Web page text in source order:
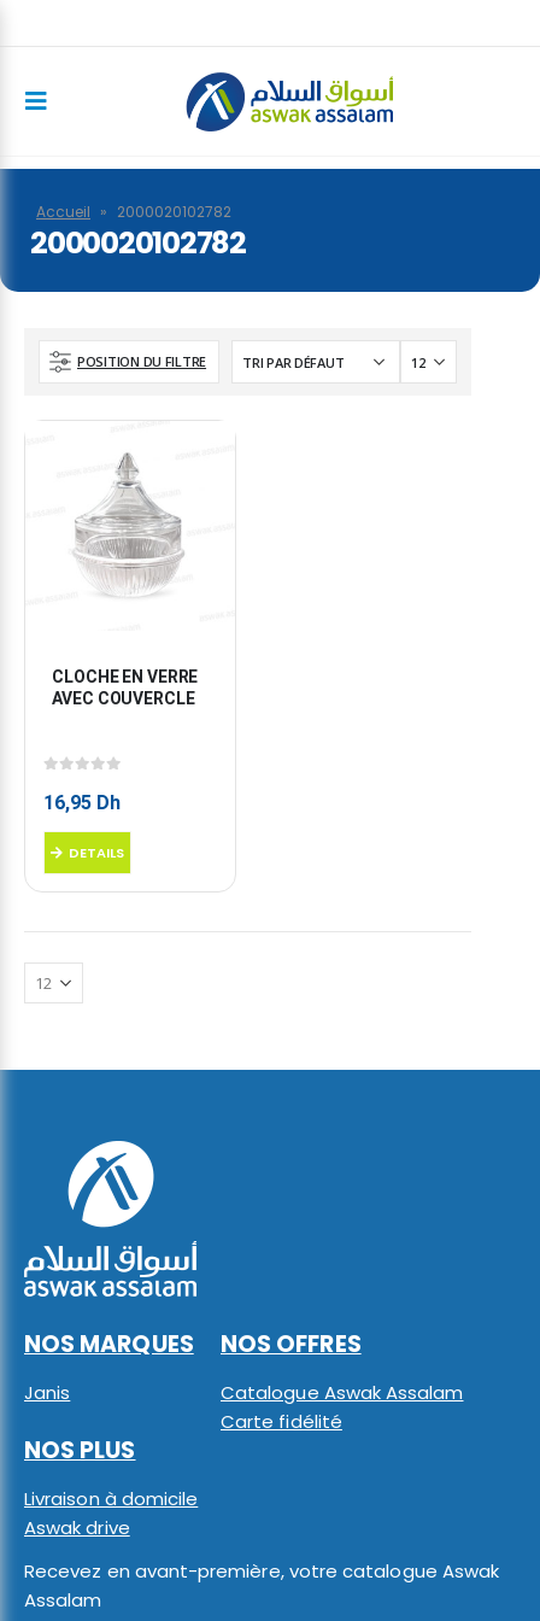
Accueil » 2000020102782
2000020102782
POSITION DU FILTRE
CLOCHE EN VERRE
AVEC COUVERCLE
16,95 Dh
DETAILS
NOS MARQUES
Janis
NOS OFFRES
Catalogue Aswak Assalam
Carte fidélité
NOS PLUS
Livraison à domicile
Aswak drive
Recevez en avant-première, votre catalogue Aswak
Assalam